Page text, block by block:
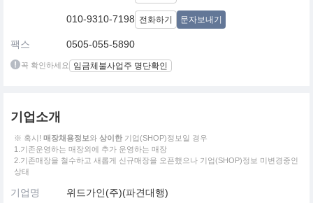
010-9310-7198 전화하기 문자보내기
팩스 0505-055-5890
꼭 확인하세요 임금체불사업주 명단확인
기업소개
※ 혹시! 매장채용정보와 상이한 기업(SHOP)정보일 경우
1.기존운영하는 매장외에 추가 운영하는 매장
2.기존매장을 철수하고 새롭게 신규매장을 오픈했으나 기업(SHOP)정보 미변경중인
상태
기업명 위드가인(주)(파견대행)